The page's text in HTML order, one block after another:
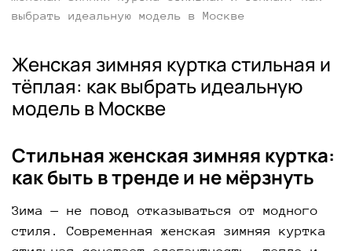
выбрать идеальную модель в Москве
Женская зимняя куртка стильная и
тёплая: как выбрать идеальную
модель в Москве
Стильная женская зимняя куртка:
как быть в тренде и не мёрзнуть
Зима — не повод отказываться от модного
стиля. Современная женская зимняя куртка